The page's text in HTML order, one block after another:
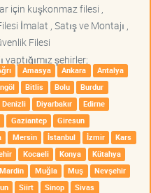
için kuşkonmaz filesi ,
İmalat , Satış ve Montajı ,
Filesi
yaptığımız şehirler;
Amasya Ankara
Antalya
Bitlis Bolu
Burdur
Denizli Diyarbakır
Edirne
Gaziantep
Giresun
Mersin İstanbul İzmir
Kars
Kocaeli Konya
Kütahya
Mardin Muğla Muş
Nevşehir
Siirt Sinop
Sivas